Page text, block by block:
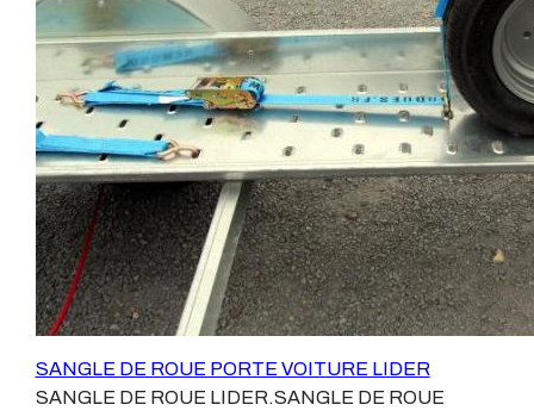
modèles est remplacé par un fourreau antidérapant qui
se bloque plus facilement sur le pneu et permet une mise
en place plus rapide.Dans le cas des pneus slick, le
fourreau de la sangle de roue diminue l'empreinte.En
cas de crevaison lente, cette nouvelle sangle de roue
reste plus et mieux en place.Sangle de roue conforme
aux nouvelles normes des dépanneurs.Caractéristiques
techniques des sangles de roue:Masse : 2,5
KgLongueur totale dépliée : 3 mètres.largeur sangle : 5
cmLargeur fourreau 8 cmFourreau : nid
d'abeilleRésistance cliquet : 2500 daN3 Crochets
pivotants et démontable.Charge de la sangle : 2000
daNCoéfficient de sécurité 3Charge de rupture 6000
Kg (daN)Elasticité 7 % (norme Eu)Cliquets et crochets
SANGLE DE ROUE PORTE VOITURE LIDER
SANGLE DE ROUE LIDER.SANGLE DE ROUE